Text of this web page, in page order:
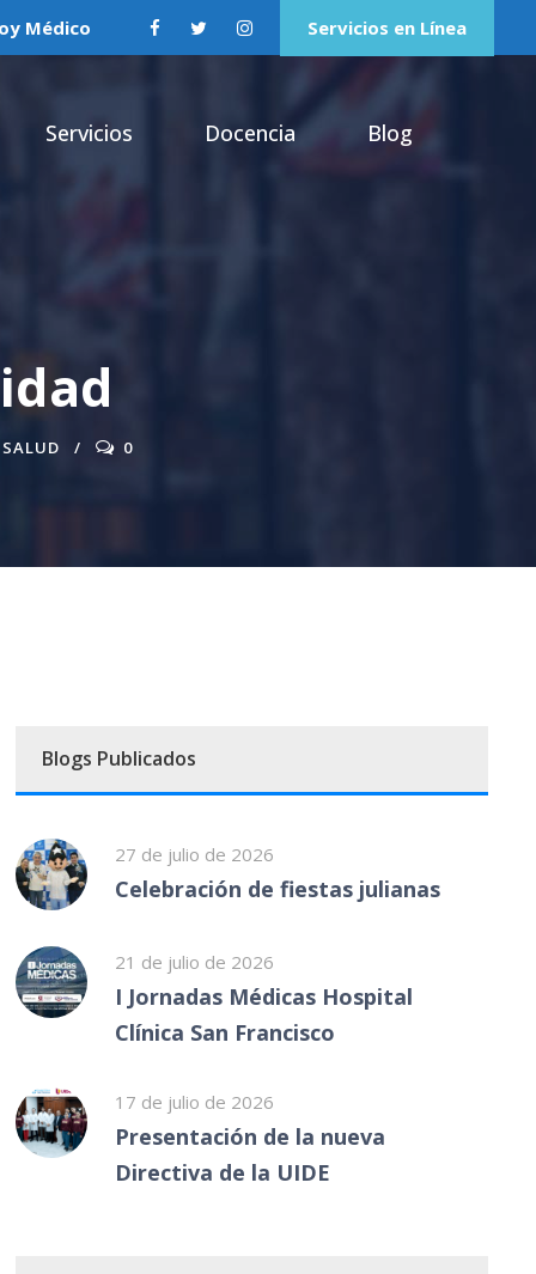
Médico Servicios en Línea
Servicios Docencia Blog
SALUD 0
Blogs Publicados
27 de julio de 2026
Celebración de fiestas julianas
21 de julio de 2026
I Jornadas Médicas Hospital
Clínica San Francisco
17 de julio de 2026
Presentación de la nueva
Directiva de la UIDE